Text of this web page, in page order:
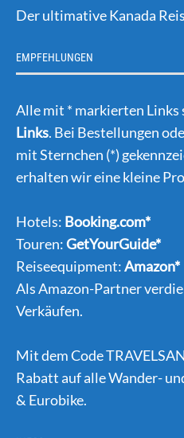
Der ultimative Kanada
EMPFEHLUNGEN
Alle mit * markierten Links
Links. Bei Bestellungen
mit Sternchen (*)
erhalten wir eine kleine
Hotels: Booking.com*
Touren:GetYourGuide*
Reiseequipment:Amazon*
Als Amazon-Partner
Verkäufen.
Mit dem Code
Rabatt auf alle Wander-
& Eurobike.